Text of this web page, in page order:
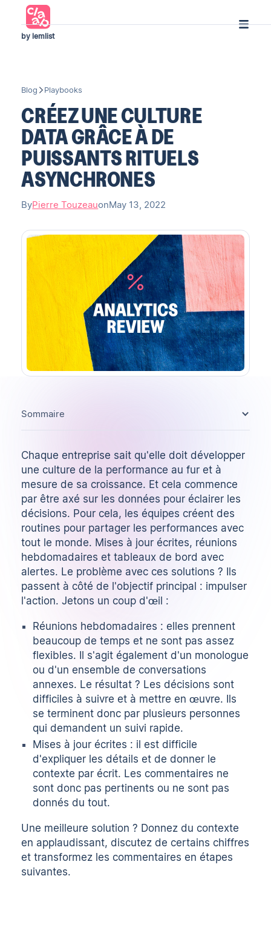
by lemlist
Blog Playbooks
CRÉEZ UNE CULTURE
DATA GRÂCE À DE
PUISSANTS RITUELS
ASYNCHRONES
ByPierre TouzeauonMay 13, 2022
Chaque entreprise sait qu'elle doit développer
une culture de la performance au fur et à
mesure de sa croissance. Et cela commence
par être axé sur les données pour éclairer les
décisions. Pour cela, les équipes créent des
routines pour partager les performances avec
tout le monde. Mises à jour écrites, réunions
hebdomadaires et tableaux de bord avec
alertes. Le problème avec ces solutions ? Ils
passent à côté de l'objectif principal : impulser
l'action. Jetons un coup d'œil :
Réunions hebdomadaires : elles prennent
beaucoup de temps et ne sont pas assez
flexibles. Il s'agit également d'un monologue
ou d'un ensemble de conversations
annexes. Le résultat ? Les décisions sont
difficiles à suivre et à mettre en œuvre. Ils
se terminent donc par plusieurs personnes
qui demandent un suivi rapide.
Mises à jour écrites : il est difficile
d'expliquer les détails et de donner le
contexte par écrit. Les commentaires ne
sont donc pas pertinents ou ne sont pas
donnés du tout.
Une meilleure solution ? Donnez du contexte
en applaudissant, discutez de certains chiffres
et transformez les commentaires en étapes
suivantes.
Sommaire